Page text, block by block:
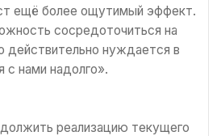
ещё более ощутимый эффект.
сосредоточиться на
действительно нуждается в
с нами надолго».
реализацию текущего